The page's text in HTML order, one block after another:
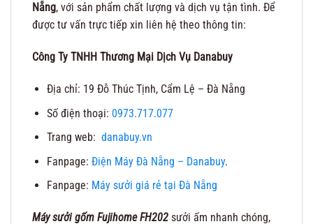
Nẵng, với sản phẩm chất lượng và dịch vụ tận tình. Để
được tư vấn trực tiếp xin liên hệ theo thông tin:
Công Ty TNHH Thương Mại Dịch Vụ Danabuy
Địa chỉ: 19 Đỗ Thúc Tịnh, Cẩm Lệ – Đà Nẵng
Số điện thoại: 0973.717.077
Trang web: danabuy.vn
Fanpage: Điện Máy Đà Nẵng – Danabuy.
Fanpage: Máy sưởi giá rẻ tại Đà Nẵng
Máy sưởi gốm Fujihome FH202 sưởi ấm nhanh chóng,